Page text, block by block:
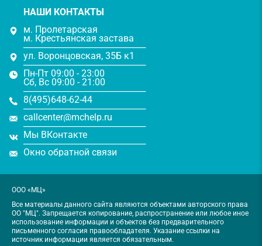
НАШИ КОНТАКТЫ
м. Пролетарская
м. Крестьянская застава
───────────────────
ул. Воронцовская, 35Б к1
───────────────────
Пн-Пт 09:00 - 23:00
Сб, Вс 09:00 - 21:00
───────────────────
8(495)648-62-44
───────────────────
callcenter@mchelp.ru
───────────────────
Мы ВКонтакте
───────────────────
Окно обратной связи
ООО «МЦ»
Все материалы данного сайта являются объектами авторского права
ОО "МЦ". Запрещается копирование, распространение или любое иное
использование информации и объектов без предварительного
письменного согласия правообладателя. Указание ссылки на
источник информации является обязательным.